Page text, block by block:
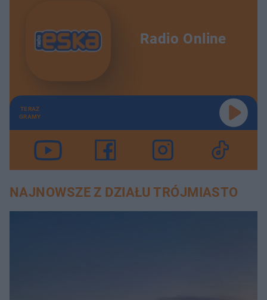
Radio Online
TERAZ
GRAMY
NAJNOWSZE Z DZIAŁU TRÓJMIASTO